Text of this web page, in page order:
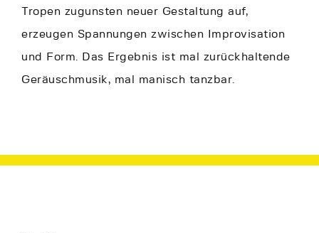
Tropen zugunsten neuer Gestaltung auf,
erzeugen Spannungen zwischen Improvisation
und Form. Das Ergebnis ist mal zurückhaltende
Geräuschmusik, mal manisch tanzbar.